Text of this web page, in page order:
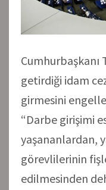
Cumhurbaşkanı
getirdiği idam
girmesini
“Darbe girişimi
yaşananlardan,
görevlilerinin
edilmesinden